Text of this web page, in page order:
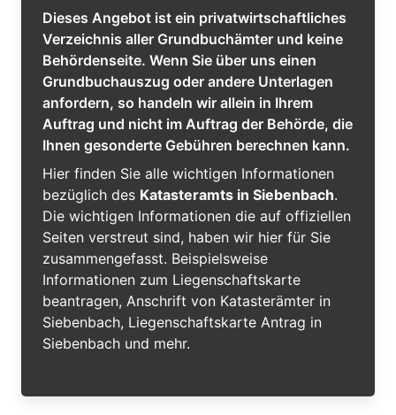
Dieses Angebot ist ein privatwirtschaftliches
Verzeichnis aller Grundbuchämter und keine
Behördenseite. Wenn Sie über uns einen
Grundbuchauszug oder andere Unterlagen
anfordern, so handeln wir allein in Ihrem
Auftrag und nicht im Auftrag der Behörde, die
Ihnen gesonderte Gebühren berechnen kann.
Hier finden Sie alle wichtigen Informationen
bezüglich des Katasteramts in Siebenbach.
Die wichtigen Informationen die auf offiziellen
Seiten verstreut sind, haben wir hier für Sie
zusammengefasst. Beispielsweise
Informationen zum Liegenschaftskarte
beantragen, Anschrift von Katasterämter in
Siebenbach, Liegenschaftskarte Antrag in
Siebenbach und mehr.